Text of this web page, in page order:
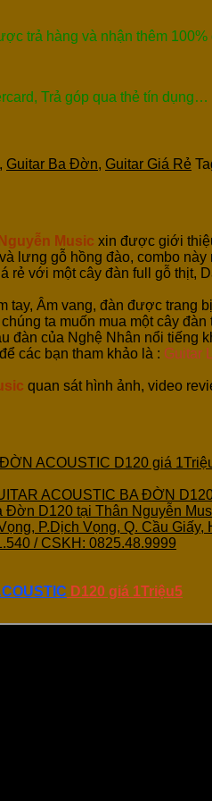
trả hàng và nhận thêm
Trả góp qua thẻ tín dụng…
, Guitar Ba Đờn, Guitar Giá Rẻ
Music xin được giới
lưng gỗ hồng đào, combo
rẻ với một cây đàn full gỗ thịt,
tay, Âm vang, đàn được
ta muốn mua một cây
đàn của Nghệ Nhân nổi
các bạn tham khảo là : Guitar
quan sát hình ảnh, video
ACOUSTIC D120 giá
ACOUSTIC BA ĐỜN
Đờn D120 tại Thân Nguyễn
P.Dịch Vọng, Q. Cầu Giấy,
/ CSKH: 0825.48.9999
D120 giá 1Triệu5